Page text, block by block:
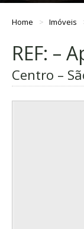
Home Imóveis
REF: –
Centro –